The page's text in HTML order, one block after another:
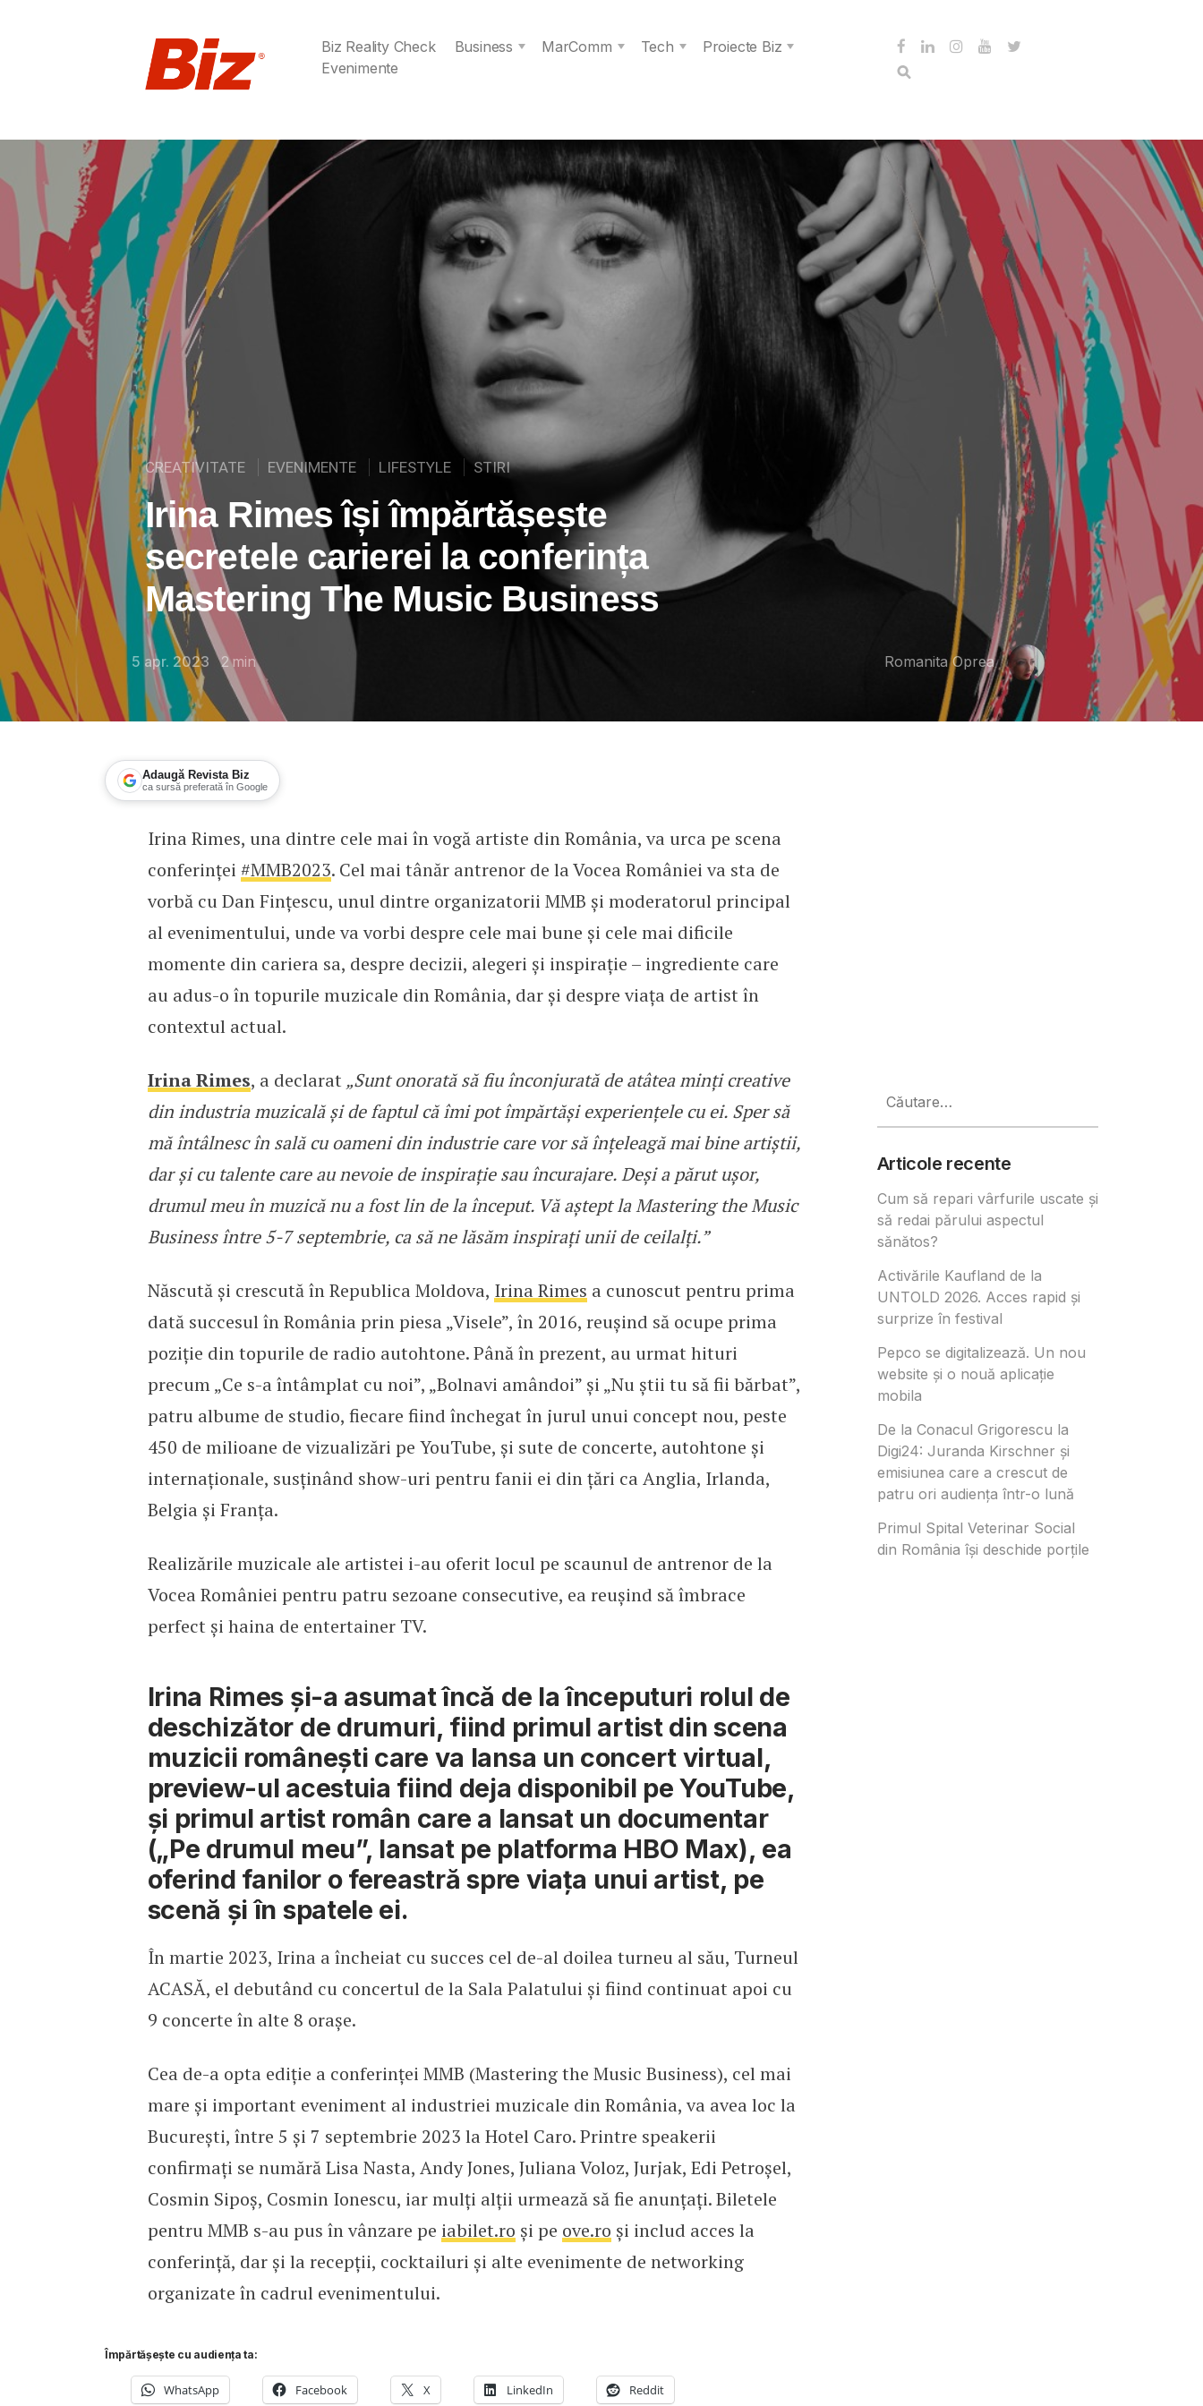
Biz Reality Check Business MarComm Tech
Proiecte Biz
Evenimente
CREATIVITATE EVENIMENTE LIFESTYLE STIRI
Irina Rimes își împărtășește
secretele carierei la conferința
Mastering The Music Business
5 apr. 2023 2min Romanita Oprea
Adaugă Revista Biz
ca sursă preferată în Google
Irina Rimes își împărtășește secretele carierei la conferința Mastering The Music
Irina Rimes, una dintre cele mai în vogă artiste din România, va urca pe scena
conferinței #MMB2023. Cel mai tânăr antrenor de la Vocea României va sta de
vorbă cu Dan Fințescu, unul dintre organizatorii MMB și moderatorul principal
al evenimentului, unde va vorbi despre cele mai bune și cele mai dificile
momente din cariera sa, despre decizii, alegeri și inspirație – ingrediente care
au adus-o în topurile muzicale din România, dar și despre viața de artist în
contextul actual.
Irina Rimes, a declarat „Sunt onorată să fiu înconjurată de atâtea minți creative
din industria muzicală și de faptul că îmi pot împărtăși experiențele cu ei. Sper să
mă întâlnesc în sală cu oameni din industrie care vor să înțeleagă mai bine artiștii,
dar și cu talente care au nevoie de inspirație sau încurajare. Deși a părut ușor,
drumul meu în muzică nu a fost lin de la început. Vă aștept la Mastering the Music
Business între 5-7 septembrie, ca să ne lăsăm inspirați unii de ceilalți.”
Născută și crescută în Republica Moldova, Irina Rimes a cunoscut pentru prima
dată succesul în România prin piesa „Visele”, în 2016, reușind să ocupe prima
poziție din topurile de radio autohtone. Până în prezent, au urmat hituri
precum „Ce s-a întâmplat cu noi”, „Bolnavi amândoi” și „Nu știi tu să fii bărbat”,
patru albume de studio, fiecare fiind închegat în jurul unui concept nou, peste
450 de milioane de vizualizări pe YouTube, și sute de concerte, autohtone și
internaționale, susținând show-uri pentru fanii ei din țări ca Anglia, Irlanda,
Belgia și Franța.
Realizările muzicale ale artistei i-au oferit locul pe scaunul de antrenor de la
Vocea României pentru patru sezoane consecutive, ea reușind să îmbrace
perfect și haina de entertainer TV.
Irina Rimes și-a asumat încă de la începuturi rolul de
deschizător de drumuri, fiind primul artist din scena
muzicii românești care va lansa un concert virtual,
preview-ul acestuia fiind deja disponibil pe YouTube,
și primul artist român care a lansat un documentar
(„Pe drumul meu”, lansat pe platforma HBO Max), ea
oferind fanilor o fereastră spre viața unui artist, pe
scenă și în spatele ei.
În martie 2023, Irina a încheiat cu succes cel de-al doilea turneu al său, Turneul
ACASĂ, el debutând cu concertul de la Sala Palatului și fiind continuat apoi cu
9 concerte în alte 8 orașe.
Cea de-a opta ediție a conferinței MMB (Mastering the Music Business), cel mai
mare și important eveniment al industriei muzicale din România, va avea loc la
București, între 5 și 7 septembrie 2023 la Hotel Caro. Printre speakerii
confirmați se numără Lisa Nasta, Andy Jones, Juliana Voloz, Jurjak, Edi Petroșel,
Cosmin Sipoș, Cosmin Ionescu, iar mulți alții urmează să fie anunțați. Biletele
pentru MMB s-au pus în vânzare pe iabilet.ro și pe ove.ro și includ acces la
conferință, dar și la recepții, cocktailuri și alte evenimente de networking
organizate în cadrul evenimentului.
Împărtășește cu audiența ta:
WhatsApp Facebook X LinkedIn Reddit
după:
Articole recente
Cum să repari vârfurile uscate și
să redai părului aspectul
sănătos?
Activările Kaufland de la
UNTOLD 2026. Acces rapid și
surprize în festival
Pepco se digitalizează. Un nou
website și o nouă aplicație
mobila
De la Conacul Grigorescu la
Digi24: Juranda Kirschner și
emisiunea care a crescut de
patru ori audiența într-o lună
Primul Spital Veterinar Social
din România își deschide porțile